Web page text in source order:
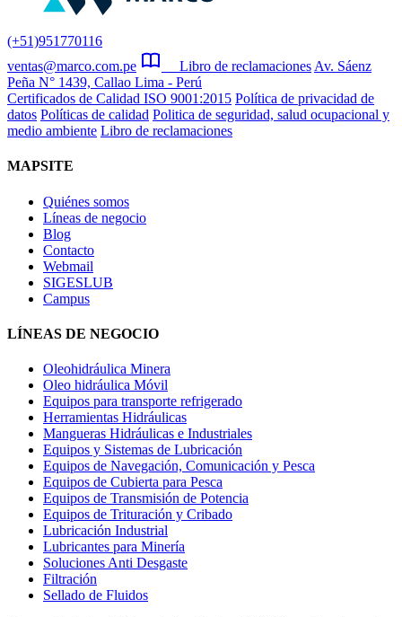
(+51)951770116
ventas@marco.com.pe
Libro de reclamaciones Av. Sáenz
Peña N° 1439, Callao Lima - Perú
Certificados de Calidad ISO 9001:2015 Política de privacidad de
datos Políticas de calidad Politica de seguridad, salud ocupacional y
medio ambiente Libro de reclamaciones
MAPSITE
Quiénes somos
Líneas de negocio
Blog
Contacto
Webmail
SIGESLUB
Campus
LÍNEAS DE NEGOCIO
Oleohidráulica Minera
Oleo hidráulica Móvil
Equipos para transporte refrigerado
Herramientas Hidráulicas
Mangueras Hidráulicas e Industriales
Equipos y Sistemas de Lubricación
Equipos de Navegación, Comunicación y Pesca
Equipos de Cubierta para Pesca
Equipos de Transmisión de Potencia
Equipos de Trituración y Cribado
Lubricación Industrial
Lubricantes para Minería
Soluciones Anti Desgaste
Filtración
Sellado de Fluidos